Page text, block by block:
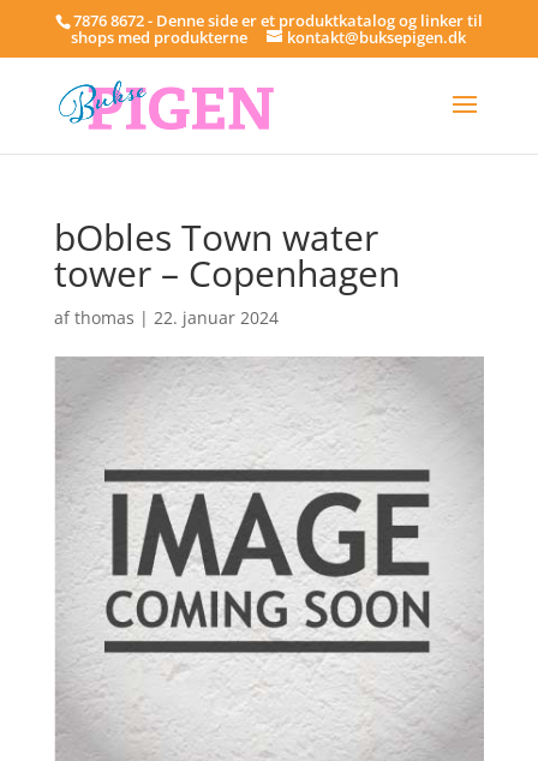
7876 8672 - Denne side er et produktkatalog og linker til
shops med produkterne kontakt@buksepigen.dk
bObles Town water
tower – Copenhagen
afthomas | 22. januar 2024